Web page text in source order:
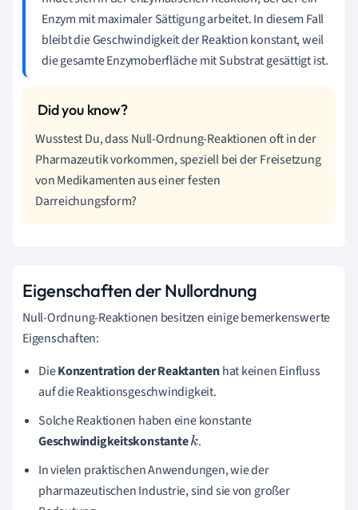
Enzym mit maximaler Sättigung arbeitet. In diesem Fall
bleibt die Geschwindigkeit der Reaktion konstant, weil
die gesamte Enzymoberfläche mit Substrat gesättigt ist.
Wusstest Du, dass Null-Ordnung-Reaktionen oft in der
Pharmazeutik vorkommen, speziell bei der Freisetzung
von Medikamenten aus einer festen
Darreichungsform?
Eigenschaften der Nullordnung
Null-Ordnung-Reaktionen besitzen einige bemerkenswerte
Eigenschaften:
DieKonzentration der Reaktantenhat keinen Einfluss
auf die Reaktionsgeschwindigkeit.
Solche Reaktionen haben eine konstante
Geschwindigkeitskonstantek.
In vielen praktischen Anwendungen, wie der
pharmazeutischen Industrie, sind sie von großer